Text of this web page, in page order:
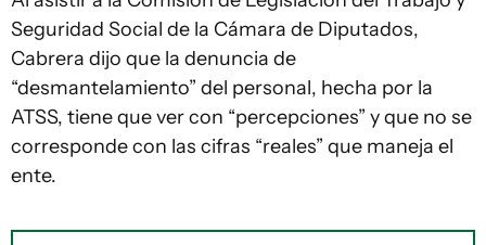
Seguridad Social de la Cámara de Diputados,
Cabrera dijo que la denuncia de
“desmantelamiento” del personal, hecha por la
ATSS, tiene que ver con “percepciones” y que no se
corresponde con las cifras “reales” que maneja el
ente.